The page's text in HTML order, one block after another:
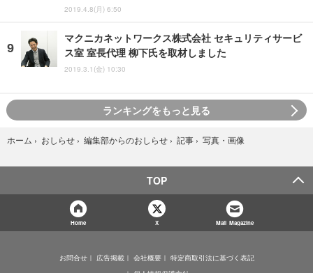
2019.4.8(月) 6:50
マクニカネットワークス株式会社 セキュリティサービ
ス室 室長代理 柳下氏を取材しました
2019.3.1(金) 10:30
ランキングをもっと見る
ホーム › おしらせ › 編集部からのおしらせ › 記事 › 写真・画像
TOP
Home X Mail Magazine
お問合せ 広告掲載 会社概要
特定商取引法に基づく表記